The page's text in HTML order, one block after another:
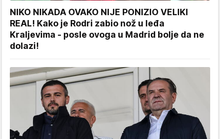
NIKO NIKADA OVAKO NIJE PONIZIO VELIKI
REAL! Kako je Rodri zabio nož u leđa
Kraljevima - posle ovoga u Madrid bolje da ne
dolazi!